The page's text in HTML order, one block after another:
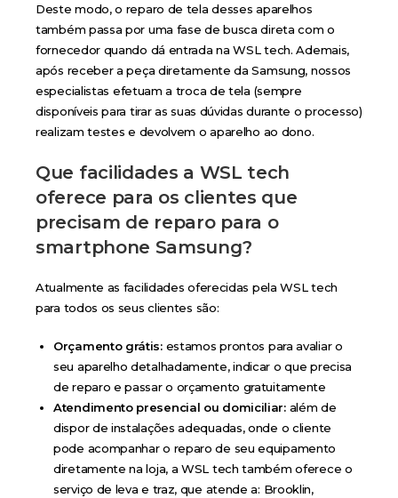
Deste modo, o reparo de tela desses aparelhos
também passa por uma fase de busca direta com o
fornecedor quando dá entrada na WSL tech. Ademais,
após receber a peça diretamente da Samsung, nossos
especialistas efetuam a troca de tela (sempre
disponíveis para tirar as suas dúvidas durante o processo)
realizam testes e devolvem o aparelho ao dono.
Que facilidades a WSL tech
oferece para os clientes que
precisam de reparo para o
smartphone Samsung?
Atualmente as facilidades oferecidas pela WSL tech
para todos os seus clientes são:
Orçamento grátis: estamos prontos para avaliar o
seu aparelho detalhadamente, indicar o que precisa
de reparo e passar o orçamento gratuitamente
Atendimento presencial ou domiciliar: além de
dispor de instalações adequadas, onde o cliente
pode acompanhar o reparo de seu equipamento
diretamente na loja, a WSL tech também oferece o
serviço de leva e traz, que atende a: Brooklin,